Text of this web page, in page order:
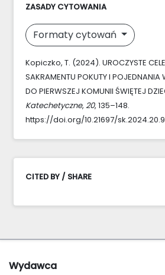
ZASADY CYTOWANIA
Formaty cytowań
Kopiczko, T. (2024). UROCZYSTE
SAKRAMENTU POKUTY I POJEDNANIA
DO PIERWSZEJ KOMUNII ŚWIĘTEJ
Katechetyczne, 20, 135–148.
https://doi.org/10.21697/sk.2024.20.9
CITED BY / SHARE
Wydawca